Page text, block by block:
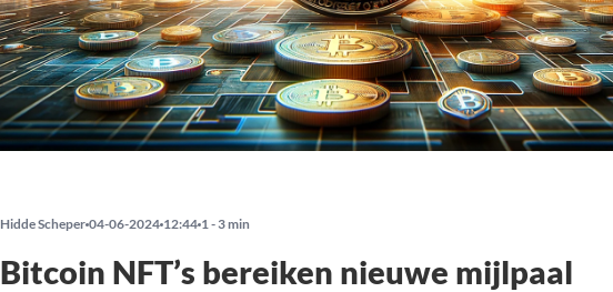
Hidde Scheper 04-06-2024 12:44 1 - 3 min
Bitcoin NFT’s bereiken nieuwe mijlpaal